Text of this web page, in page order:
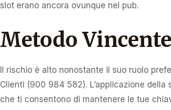
slot erano ancora ovunque nel pub.
Metodo
Il rischio è alto nonostante il suo ruolo
Clienti (900 984 582). L’applicazione
che ti consentono di mantenere le tue